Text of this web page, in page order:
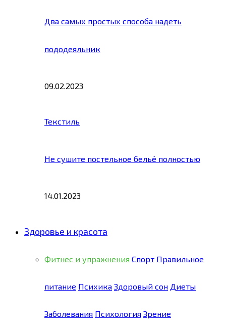
Два самых простых способа надеть
пододеяльник
09.02.2023
Текстиль
Не сушите постельное бельё полностью
14.01.2023
Здоровье и красота
Фитнес и упражнения Спорт Правильное
питание Психика Здоровый сон Диеты
Заболевания Психология Зрение